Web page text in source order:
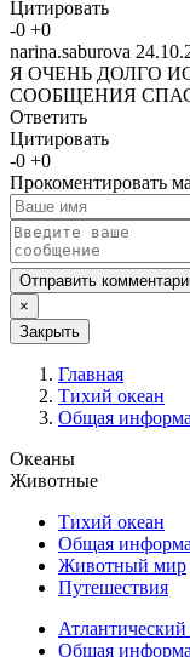
Цитировать
-0 +0
narina.saburova
Я ОЧЕНЬ ДОЛГО
СООБЩЕНИЯ
Ответить
Цитировать
-0 +0
Прокоментировать
Отправить
×
Закрыть
Главная
Тихий океан
Общая
Океаны
Животные
Тихий океан
Общая
Животный мир
Путешествия
Атлантический
Общая